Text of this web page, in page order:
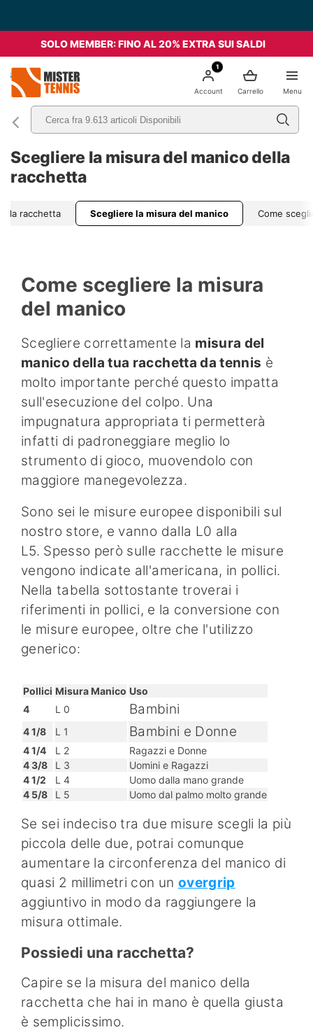
SOLO MEMBER: FINO AL 20% EXTRA SUI SALDI
Menu
Carrello
1
Account
Scegliere la misura del manico della
racchetta
la racchetta Scegliere la misura del manico Come
Come scegliere la misura
del manico
Scegliere correttamente la misura del
manico della tua racchetta da tennis è
molto importante perché questo impatta
sull'esecuzione del colpo. Una
impugnatura appropriata ti permetterà
infatti di padroneggiare meglio lo
strumento di gioco, muovendolo con
maggiore manegevolezza.
Sono sei le misure europee disponibili sul
nostro store, e vanno dalla L0 alla
L5. Spesso però sulle racchette le misure
vengono indicate all'americana, in pollici.
Nella tabella sottostante troverai i
riferimenti in pollici, e la conversione con
le misure europee, oltre che l'utilizzo
generico:
Pollici Misura Manico Uso
4
L 0 Bambini
4 1/8 L 1 Bambini e Donne
4 1/4 L 2
Ragazzi e Donne
4 3/8
L 3
Uomini e Ragazzi
4 1/2
L 4
Uomo dalla mano grande
4 5/8
L 5 Uomo dal palmo molto grande
Se sei indeciso tra due misure scegli la più
piccola delle due, potrai comunque
aumentare la circonferenza del manico di
quasi 2 millimetri con un overgrip
aggiuntivo in modo da raggiungere la
misura ottimale.
Possiedi una racchetta?
Capire se la misura del manico della
racchetta che hai in mano è quella giusta
è semplicissimo.